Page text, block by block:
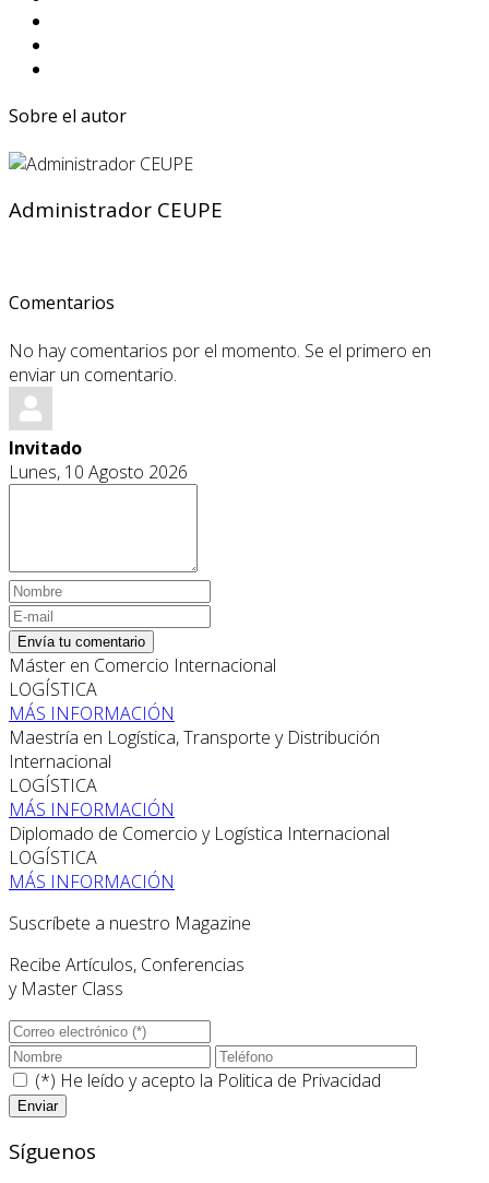
Sobre el autor
Administrador CEUPE
Comentarios
No hay comentarios por el momento. Se el primero en
enviar un comentario.
Invitado
Lunes, 10 Agosto 2026
Envía tu comentario
Máster en Comercio Internacional
LOGÍSTICA
MÁS INFORMACIÓN
Maestría en Logística, Transporte y Distribución
Internacional
LOGÍSTICA
MÁS INFORMACIÓN
Diplomado de Comercio y Logística Internacional
LOGÍSTICA
MÁS INFORMACIÓN
Suscríbete a nuestro Magazine
Recibe Artículos, Conferencias
y Master Class
(*) He leído y acepto la Politica de Privacidad
Síguenos